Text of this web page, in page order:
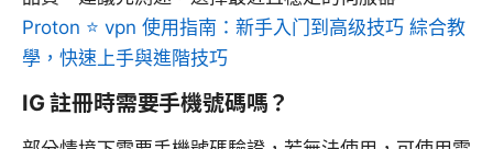
Proton ⭐ vpn 使用指南：新手入门到高级技巧 綜合教
學，快速上手與進階技巧
IG 註冊時需要手機號碼嗎？